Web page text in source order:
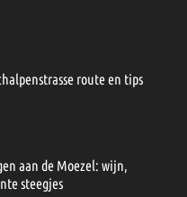
route en tips
aan de Moezel: wijn,
steegjes